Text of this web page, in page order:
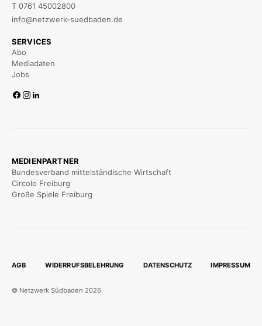
T 0761 45002800
info@netzwerk-suedbaden.de
SERVICES
Abo
Mediadaten
Jobs
MEDIENPARTNER
Bundesverband mittelständische Wirtschaft
Circolo Freiburg
Große Spiele Freiburg
AGB WIDERRUFSBELEHRUNG DATENSCHUTZ IMPRESSUM
© Netzwerk Südbaden 2026